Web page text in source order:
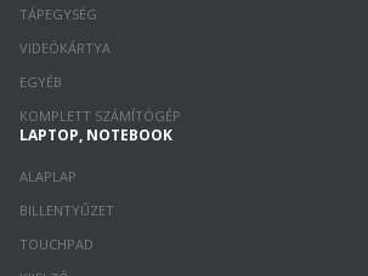
TÁPEGYSÉG
VIDEÓKÁRTYA
EGYÉB
KOMPLETT SZÁMÍTÓGÉP
LAPTOP, NOTEBOOK
ALAPLAP
BILLENTYŰZET
TOUCHPAD